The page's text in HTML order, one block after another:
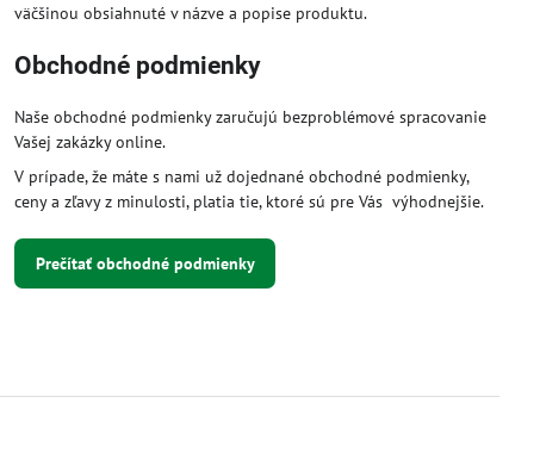
väčšinou obsiahnuté v názve a popise produktu.
Obchodné podmienky
Naše obchodné podmienky zaručujú bezproblémové spracovanie
Vašej zakázky online.
V prípade, že máte s nami už dojednané obchodné podmienky,
ceny a zľavy z minulosti, platia tie, ktoré sú pre Vás výhodnejšie.
Prečítať obchodné podmienky